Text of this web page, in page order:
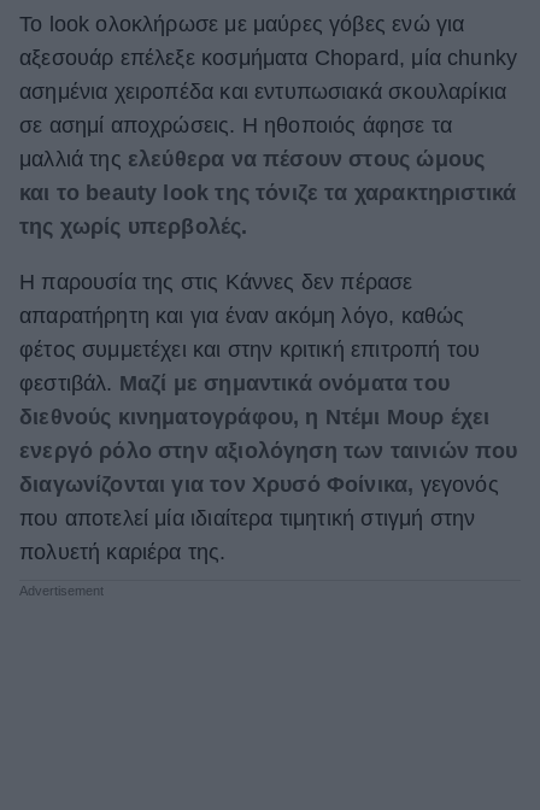
Το look ολοκλήρωσε με μαύρες γόβες ενώ για
αξεσουάρ επέλεξε κοσμήματα Chopard, μία chunky
ασημένια χειροπέδα και εντυπωσιακά σκουλαρίκια
σε ασημί αποχρώσεις. Η ηθοποιός άφησε τα
μαλλιά της ελεύθερα να πέσουν στους ώμους
και το beauty look της τόνιζε τα χαρακτηριστικά
της χωρίς υπερβολές.
Η παρουσία της στις Κάννες δεν πέρασε
απαρατήρητη και για έναν ακόμη λόγο, καθώς
φέτος συμμετέχει και στην κριτική επιτροπή του
φεστιβάλ. Μαζί με σημαντικά ονόματα του
διεθνούς κινηματογράφου, η Ντέμι Μουρ έχει
ενεργό ρόλο στην αξιολόγηση των ταινιών που
διαγωνίζονται για τον Χρυσό Φοίνικα, γεγονός
που αποτελεί μία ιδιαίτερα τιμητική στιγμή στην
πολυετή καριέρα της.